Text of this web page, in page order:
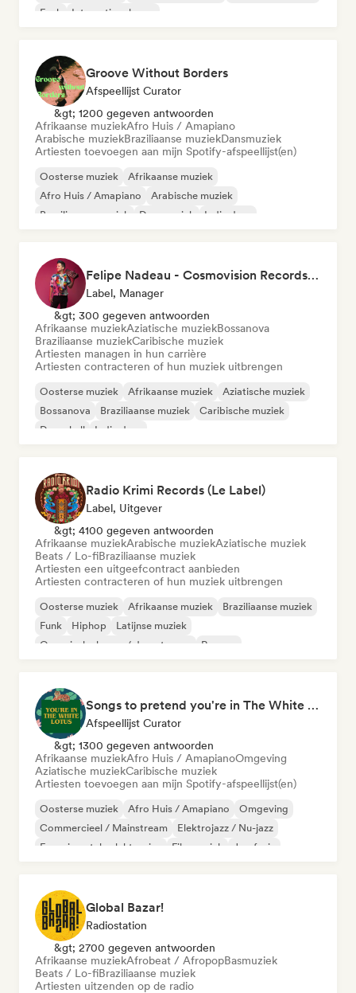
Funk
Internationale rap
Groove Without Borders
Afspeellijst Curator
&gt; 1200 gegeven antwoorden
Afrikaanse muziekAfro Huis / Amapiano
Arabische muziekBraziliaanse muziekDansmuziek
Artiesten toevoegen aan mijn Spotify-afspeellijst(en)
Oosterse muziek
Afrikaanse muziek
Afro Huis / Amapiano
Arabische muziek
Braziliaanse muziek
Dansmuziek
Indie dans
Felipe Nadeau - Cosmovision Records & Ritmos del Sur
Label, Manager
&gt; 300 gegeven antwoorden
Afrikaanse muziekAziatische muziekBossanova
Braziliaanse muziekCaribische muziek
Artiesten managen in hun carrière
Artiesten contracteren of hun muziek uitbrengen
Oosterse muziek Afrikaanse muziek
Aziatische muziek
Bossanova
Braziliaanse muziek
Caribische muziek
Dancehall
Indie dans
Radio Krimi Records (Le Label)
Label, Uitgever
&gt; 4100 gegeven antwoorden
Afrikaanse muziekArabische muziekAziatische muziek
Beats / Lo-fiBraziliaanse muziek
Artiesten een uitgeefcontract aanbieden
Artiesten contracteren of hun muziek uitbrengen
Oosterse muziek Afrikaanse muziek
Braziliaanse muziek
Funk
Hiphop
Latijnse muziek
Organische house / downtempo
Reggae
Songs to pretend you're in The White Lotus
Afspeellijst Curator
&gt; 1300 gegeven antwoorden
Afrikaanse muziekAfro Huis / AmapianoOmgeving
Aziatische muziekCaribische muziek
Artiesten toevoegen aan mijn Spotify-afspeellijst(en)
Oosterse muziek Afro Huis / Amapiano
Omgeving
Commercieel / Mainstream
Elektrojazz / Nu-jazz
Experimentele elektronica
Filmmuziek Jazzfusie
Global Bazar!
Radiostation
&gt; 2700 gegeven antwoorden
Afrikaanse muziekAfrobeat / AfropopBasmuziek
Beats / Lo-fiBraziliaanse muziek
Artiesten uitzenden op de radio